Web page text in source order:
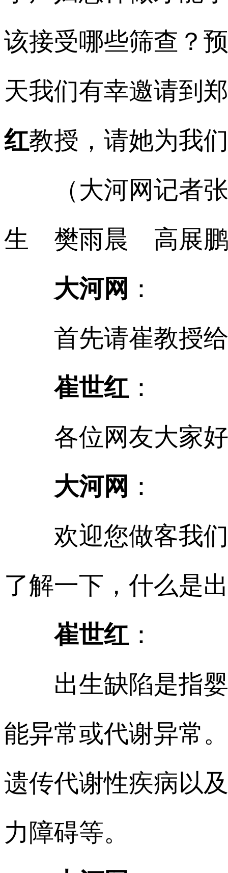
该接受哪些筛查？
天我们有幸邀请到
红教授，请她为我
（大河网记者
生 樊雨晨 高展
大河网 ：
首先请崔教授给
崔世红 ：
各位网友大家好
大河网 ：
欢迎您做客我们
了解一下，什么是
崔世红 ：
出生缺陷是指婴
能异常或代谢异常
遗传代谢性疾病以
力障碍等。